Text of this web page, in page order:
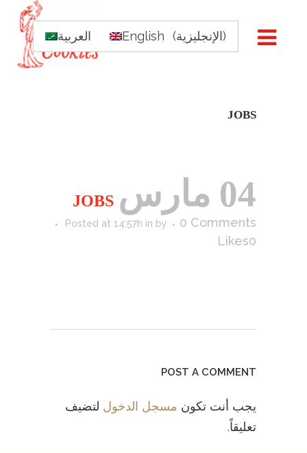
العربية English (الإنجليزية)
JOBS
04 مارس
Posted at 14:57h in by
0 Comments
0
Likes
POST A COMMENT
يجب أنت تكون مسجل الدخول لتضيف
تعليقاً.